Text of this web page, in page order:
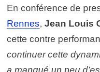
En conférence de
Rennes, Jean Louis
cette contre
continuer cette
a manqué un peu